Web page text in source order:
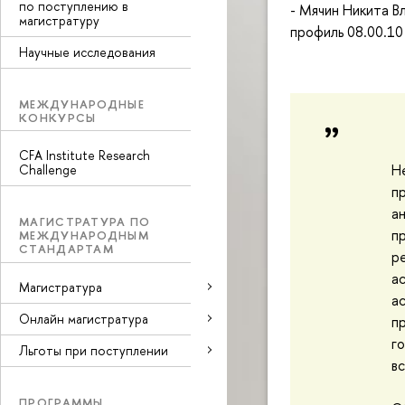
по поступлению в
магистратуру
Научные исследования
МЕЖДУНАРОДНЫЕ
КОНКУРСЫ
CFA Institute Research
Challenge
МАГИСТРАТУРА ПО
МЕЖДУНАРОДНЫМ
СТАНДАРТАМ
Магистратура
Онлайн магистратура
Льготы при поступлении
- Мячин Никита
профиль